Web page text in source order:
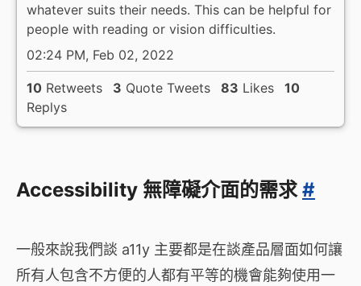
whatever suits their needs. This can be helpful for
people with reading or vision difficulties.
02:24 PM, Feb 02, 2022
10 Retweets 3 Quote Tweets 83 Likes
10
Replys
Accessibility 無障礙介面的需求#
一般來說我們談 a11y 主要都是在談產品層面如何讓
所有人包含不方便的人都有平等的機會能夠使用一